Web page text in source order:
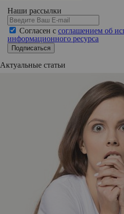
Наши рассылки
Согласен с соглашением об
информационного ресурса
Подписаться
Актуальные статьи